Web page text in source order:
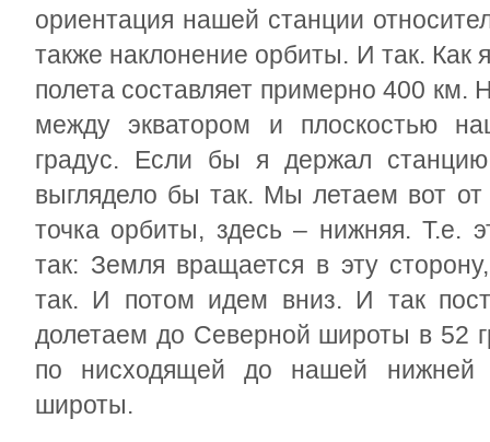
ориентация нашей станции
также наклонение орбиты. И так. Как
полета составляет примерно 400 км.
между экватором и плоскостью
градус. Если бы я держал
выглядело бы так. Мы летаем вот
точка орбиты, здесь – нижняя. Т.е.
так: Земля вращается в эту
так. И потом идем вниз. И так
долетаем до Северной широты в 52
по нисходящей до нашей нижней
широты.